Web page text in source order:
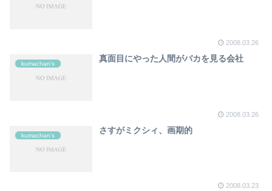
2008.03.26
kumachan's
真面目にやった人間がバカを見る会社
2008.03.26
kumachan's
さすがミクシィ、画期的
2008.03.23